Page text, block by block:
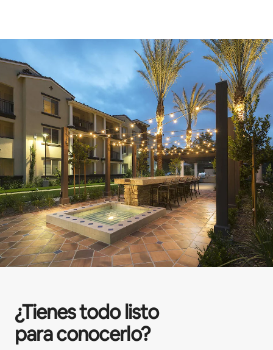
¿Tienes todo listo
para conocerlo?